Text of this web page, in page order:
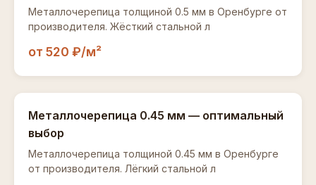
Металлочерепица толщиной 0.5 мм в Оренбурге от
производителя. Жёсткий стальной л
от 520 ₽/м²
Металлочерепица 0.45 мм — оптимальный
выбор
Металлочерепица толщиной 0.45 мм в Оренбурге
от производителя. Лёгкий стальной л